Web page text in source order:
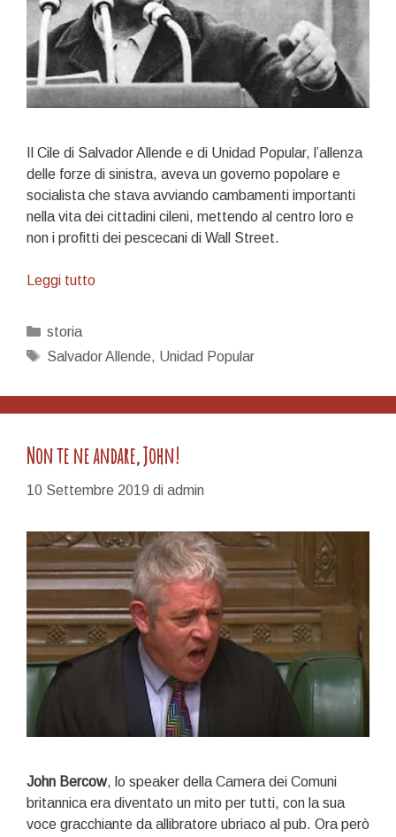
Il Cile di Salvador Allende e di Unidad Popular, l’allenza
delle forze di sinistra, aveva un governo popolare e
socialista che stava avviando cambamenti importanti
nella vita dei cittadini cileni, mettendo al centro loro e
non i profitti dei pescecani di Wall Street.
Leggi tutto11/09…
Categorie
storia
Tag
Salvador Allende, Unidad Popular
Non te ne andare, John!
10 Settembre 2019 di admin
John Bercow, lo speaker della Camera dei Comuni
britannica era diventato un mito per tutti, con la sua
voce gracchiante da allibratore ubriaco al pub. Ora però